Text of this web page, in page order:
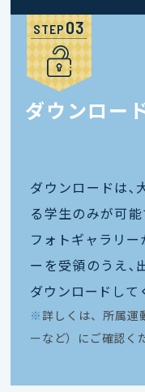
STEP
ダウンロー
ダウンロードは､
る学生のみが可
フォトギャラリ
ーを受領のうえ､
ダウンロードして
※ 詳しくは、所属運
ーなど）にご確認く